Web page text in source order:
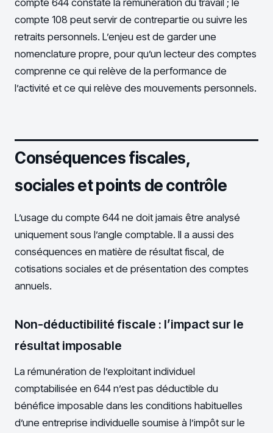
compte 644 constate la rémunération du travail ; le
compte 108 peut servir de contrepartie ou suivre les
retraits personnels. L’enjeu est de garder une
nomenclature propre, pour qu’un lecteur des comptes
comprenne ce qui relève de la performance de
l’activité et ce qui relève des mouvements personnels.
Conséquences fiscales,
sociales et points de contrôle
L’usage du compte 644 ne doit jamais être analysé
uniquement sous l’angle comptable. Il a aussi des
conséquences en matière de résultat fiscal, de
cotisations sociales et de présentation des comptes
annuels.
Non-déductibilité fiscale : l’impact sur le
résultat imposable
La rémunération de l’exploitant individuel
comptabilisée en 644 n’est pas déductible du
bénéfice imposable dans les conditions habituelles
d’une entreprise individuelle soumise à l’impôt sur le